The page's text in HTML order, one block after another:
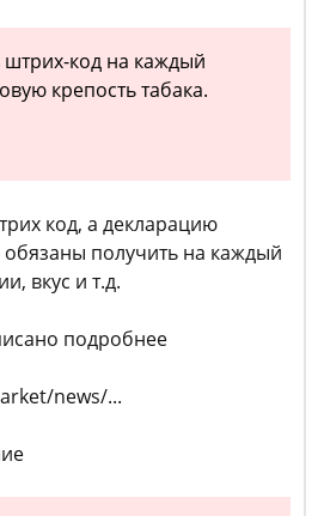
штрих-код на каждый
крепость табака.
код, а декларацию
обязаны получить на каждый
вкус и т.д.
подробнее
news/...